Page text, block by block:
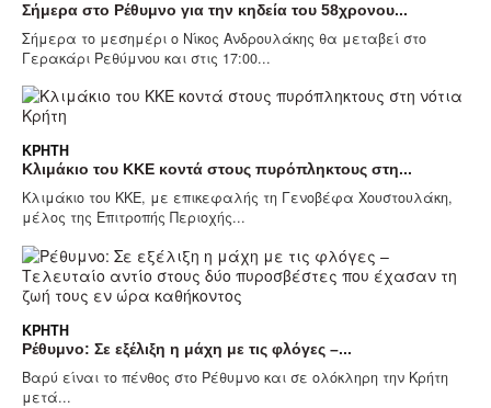
Σήμερα στο Ρέθυμνο για την κηδεία του 58χρονου...
Σήμερα το μεσημέρι ο Νίκος Ανδρουλάκης θα μεταβεί στο
Γερακάρι Ρεθύμνου και στις 17:00...
ΚΡΉΤΗ
Κλιμάκιο του ΚΚΕ κοντά στους πυρόπληκτους στη...
Κλιμάκιο του ΚΚΕ, με επικεφαλής τη Γενοβέφα Χουστουλάκη,
μέλος της Επιτροπής Περιοχής...
ΚΡΉΤΗ
Ρέθυμνο: Σε εξέλιξη η μάχη με τις φλόγες –...
Βαρύ είναι το πένθος στο Ρέθυμνο και σε ολόκληρη την Κρήτη
μετά...